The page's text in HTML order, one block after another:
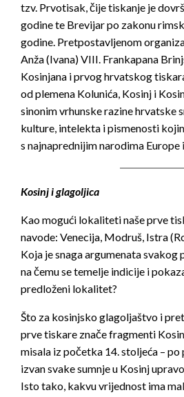
tzv. Prvotisak, čije tiskanje je
godine te Brevijar po zakonu
godine. Pretpostavljenom
Anža (Ivana) VIII. Frankapana
Kosinjana i prvog hrvatskog
od plemena Kolunića, Kosinj i
sinonim vrhunske razine hrvatske
kulture, intelekta i pismenosti
s najnaprednijim narodima Europe
Kosinj i glagoljica
Kao mogući lokaliteti naše prve
navode: Venecija, Modruš, Istra
Koja je snaga argumenata
na čemu se temelje indicije i
predloženi lokalitet?
Što za kosinjsko glagoljaštvo i
prve tiskare znače fragmenti
misala iz početka 14. stoljeća –
izvan svake sumnje u Kosinj
Isto tako, kakvu vrijednost ima